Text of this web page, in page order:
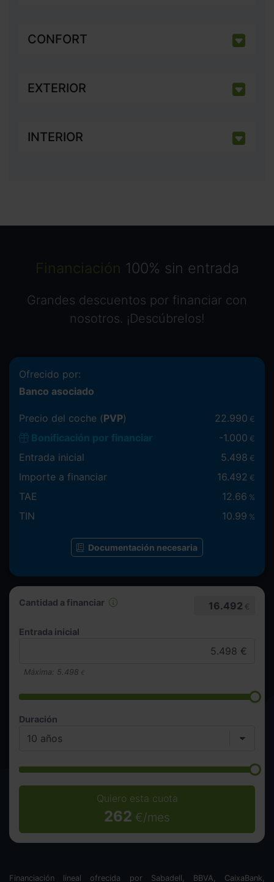
CONFORT
EXTERIOR
INTERIOR
Financiación 100% sin entrada
Grandes descuentos por financiar con
nosotros. ¡Descúbrelos!
Cantidad a financiar 16.492 €
Entrada inicial
Máxima: 5.498 €
Duración
Quiero esta cuota
262 €/mes
Ofrecido por:
Banco asociado
Precio del coche (PVP) 22.990 €
Bonificación por financiar -1.000 €
Entrada inicial 5.498 €
Importe a financiar 16.492 €
TAE 12.66 %
TIN 10.99 %
Documentación necesaria
Financiación lineal ofrecida por Sabadell, BBVA, CaixaBank,